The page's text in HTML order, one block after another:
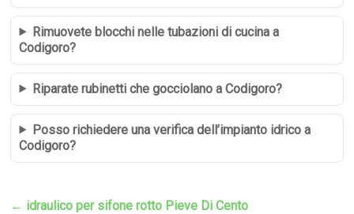
Rimuovete blocchi nelle tubazioni di cucina a
Codigoro?
Riparate rubinetti che gocciolano a Codigoro?
Posso richiedere una verifica dell’impianto idrico a
Codigoro?
← idraulico per sifone rotto Pieve Di Cento